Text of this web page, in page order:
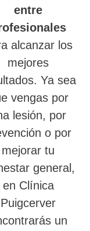
entre
alcanzar los
mejores
Ya sea
vengas por
lesión, por
o por
mejorar tu
general,
en Clínica
Puigcerver
un